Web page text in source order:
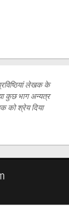
लेखक के
कुछ भाग अन्यत्र
को श्रेय दिया